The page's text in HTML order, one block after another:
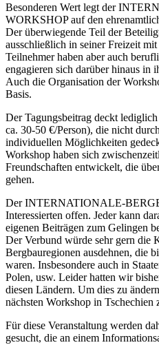
Besonderen Wert legt der
WORKSHOP auf den
Der überwiegende Teil der
ausschließlich in seiner Freizeit
Teilnehmer haben aber auch
engagieren sich darüber hinaus in
Auch die Organisation der
Basis.
Der Tagungsbeitrag deckt
ca. 30-50 €/Person), die nicht
individuellen Möglichkeiten
Workshop haben sich
Freundschaften entwickelt, die
gehen.
Der INTERNATIONALE-
Interessierten offen. Jeder kann
eigenen Beiträgen zum Gelingen
Der Verbund würde sehr gern die
Bergbauregionen ausdehnen, die
waren. Insbesondere auch in
Polen, usw. Leider hatten wir
diesen Ländern. Um dies zu
nächsten Workshop in Tschechien
Für diese Veranstaltung werden
gesucht, die an einem